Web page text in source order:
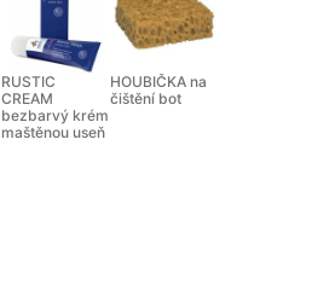
RUSTIC
CREAM
bezbarvý krém
maštěnou useň
HOUBIČKA na
čištění bot